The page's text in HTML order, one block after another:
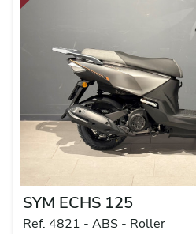
SYM ECHS 125
Ref. 4821 - ABS - Roller